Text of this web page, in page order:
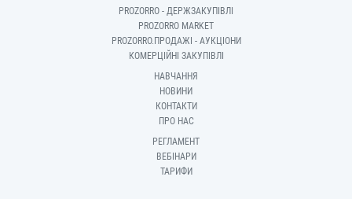
PROZORRO - ДЕРЖЗАКУПІВЛІ
PROZORRO MARKET
PROZORRO.ПРОДАЖІ - АУКЦІОНИ
КОМЕРЦІЙНІ ЗАКУПІВЛІ
НАВЧАННЯ
НОВИНИ
КОНТАКТИ
ПРО НАС
РЕГЛАМЕНТ
ВЕБІНАРИ
ТАРИФИ